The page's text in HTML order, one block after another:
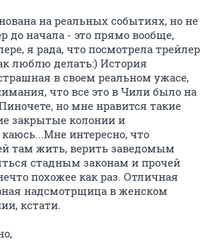
на реальных событиях, но не
до начала - это прямо вообще,
я рада, что посмотрела трейлер
люблю делать:) История
в своем реальном ужасе,
что все это в Чили было на
но мне нравится такие
закрытые колонии и
интересно, что
там жить, верить заведомым
стадным законам и прочей
похожее как раз. Отличная
надсмотрщица в женском
кстати.